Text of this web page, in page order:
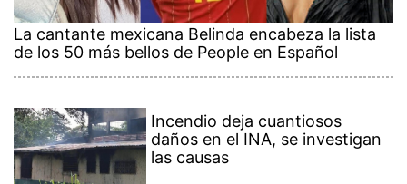
La cantante mexicana Belinda encabeza la lista
de los 50 más bellos de People en Español
Incendio deja cuantiosos
daños en el INA, se investigan
las causas